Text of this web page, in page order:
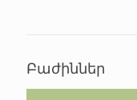
Բաժիններ